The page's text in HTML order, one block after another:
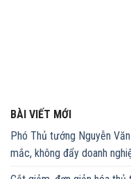
BÀI VIẾT MỚI
Phó Thủ tướng Nguyễn
mắc, không đẩy doanh